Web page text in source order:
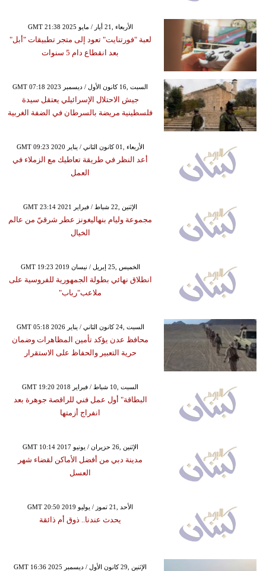
GMT 21:38 2025 الأربعاء ,21 أيار / مايو
لعبة "فورتنايت" تعود إلى متجر تطبيقات "أبل"
بعد انقطاع دام 5 سنوات
GMT 07:18 2023 السبت ,16 كانون الأول / ديسمبر
جيش الاحتلال الإسرائيلي يعتقل سيدة
فلسطينية مريضة بالسرطان في الضفة الغربية
GMT 09:23 2020 الأربعاء ,01 كانون الثاني / يناير
أعد النظر في طريقة تعاطيك مع الزملاء في
العمل
GMT 23:14 2021 الإثنين ,22 شباط / فبراير
مجموعة وليام بنهاليغونز عطر شرقيّ من عالم
الخيال
GMT 19:23 2019 الخميس ,25 إبريل / نيسان
انطلاق نهائي بطولة الجمهورية للفروسية على
ملاعب"رباب"
GMT 05:18 2026 السبت ,24 كانون الثاني / يناير
محافظ عدن يؤكد تأمين المظاهرات وضمان
حرية التعبير والحفاظ على الاستقرار
GMT 19:20 2018 السبت ,10 شباط / فبراير
البطاقة" أول عمل فني للراقصة جوهرة بعد
انفراج أزمتها
GMT 10:14 2017 الإثنين ,26 حزيران / يونيو
مدينة دبي من أفضل الأماكن لقضاء شهر
العسل
GMT 20:50 2019 الأحد ,21 تموز / يوليو
يحدث عندنا.. ذوق أم ذائقة
GMT 16:36 2025 الإثنين ,29 كانون الأول / ديسمبر